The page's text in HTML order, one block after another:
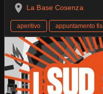
La Base Cosenza
aperitivo appuntamento